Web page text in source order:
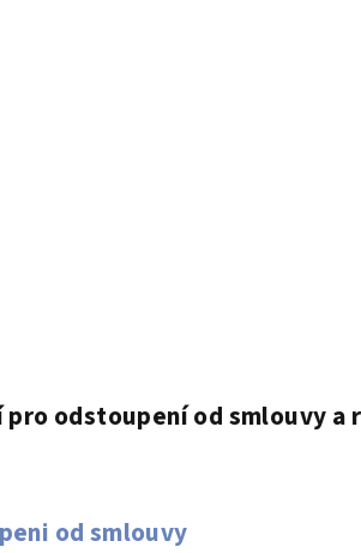
odstoupení od smlouvy a
od smlouvy